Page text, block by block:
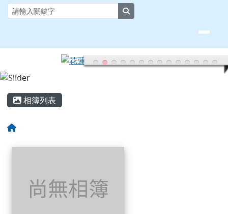
跳至主內容區
花蓮縣大榮國小全球資訊網
主內容區域
相簿列表
回首頁
相簿列表
頁尾區域